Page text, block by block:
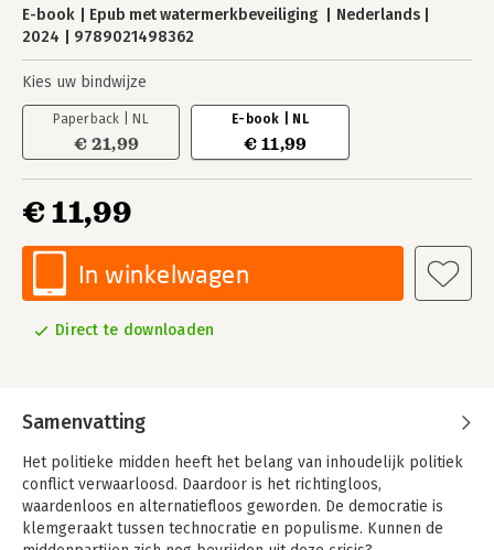
E-book Epub met watermerkbeveiliging
Nederlands
2024
9789021498362
Kies uw bindwijze
Paperback | NL
€ 21,99
E-book | NL
€ 11,99
€ 11,99
In winkelwagen
Direct te downloaden
Samenvatting
Het politieke midden heeft het belang van inhoudelijk politiek
conflict verwaarloosd. Daardoor is het richtingloos,
waardenloos en alternatiefloos geworden. De democratie is
klemgeraakt tussen technocratie en populisme. Kunnen de